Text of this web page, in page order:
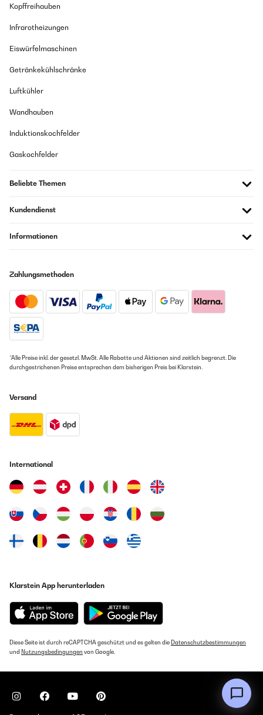
Kopffreihauben
Infrarotheizungen
Eiswürfelmaschinen
Getränkekühlschränke
Luftkühler
Wandhauben
Induktionskochfelder
Gaskochfelder
Beliebte Themen
Kundendienst
Informationen
Zahlungsmethoden
*Alle Preise inkl. der gesetzl. MwSt. Alle Rabatte und Aktionen sind zeitlich begrenzt. Die
durchgestrichenen Preise entsprechen dem bisherigen Preis bei Klarstein.
Versand
International
Klarstein App herunterladen
Diese Seite ist durch reCAPTCHA geschützt und es gelten die Datenschutzbestimmungen
und Nutzungsbedingungen von Google.